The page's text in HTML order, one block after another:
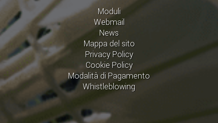
Moduli
Webmail
News
Mappa del sito
Privacy Policy
Cookie Policy
Modalità di Pagamento
Whistleblowing
SCHEDE ATLETI
PROMOZIONE
NUOVI GIOCHI DELLA GIOVENTÙ
PROGETTO SHUTTLE TIME
TROFEO CONI